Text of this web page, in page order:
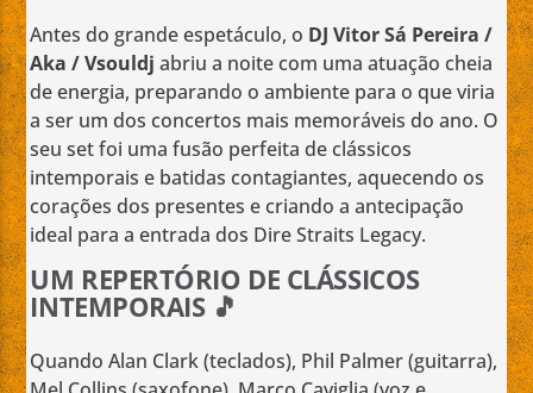
Antes do grande espetáculo, o DJ Vitor Sá Pereira /
Aka / Vsouldj abriu a noite com uma atuação cheia
de energia, preparando o ambiente para o que viria
a ser um dos concertos mais memoráveis do ano. O
seu set foi uma fusão perfeita de clássicos
intemporais e batidas contagiantes, aquecendo os
corações dos presentes e criando a antecipação
ideal para a entrada dos Dire Straits Legacy.
UM REPERTÓRIO DE CLÁSSICOS
INTEMPORAIS 🎵
Quando Alan Clark (teclados), Phil Palmer (guitarra),